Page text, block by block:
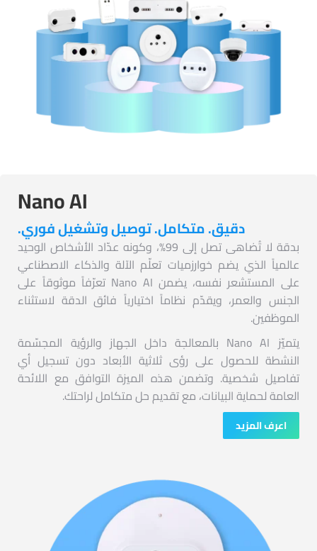
Nano AI
دقيق. متكامل. توصيل وتشغيل فوري.
بدقة لا تُضاهى تصل إلى 99%، وكونه عدّاد الأشخاص الوحيد
عالمياً الذي يضم خوارزميات تعلّم الآلة والذكاء الاصطناعي
على المستشعر نفسه، يضمن Nano AI تعرّفاً موثوقاً على
الجنس والعمر، ويقدّم نظاماً اختيارياً فائق الدقة لاستثناء
الموظفين.
يتميّز Nano AI بالمعالجة داخل الجهاز والرؤية المجسّمة
النشطة للحصول على رؤى ثلاثية الأبعاد دون تسجيل أي
تفاصيل شخصية. وتضمن هذه الميزة التوافق مع اللائحة
العامة لحماية البيانات، مع تقديم حل متكامل لراحتك.
اعرف المزيد